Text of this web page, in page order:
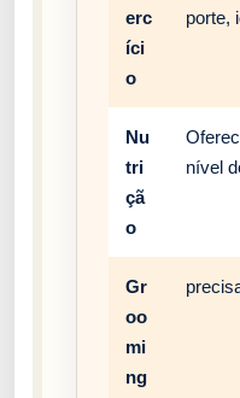
erc
íci
o
porte,
Nu
tri
çã
o
nível
Gr
oo
mi
ng